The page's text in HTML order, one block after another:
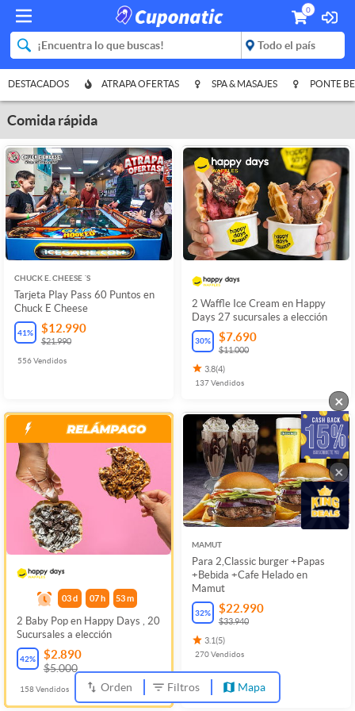
0
DESTACADOS ATRAPA OFERTAS SPA & MASAJES PONTE
Comida rápida
CHUCK E. CHEESE ´S
Tarjeta Play Pass 60 Puntos en
Chuck E Cheese
41% $12.990
$21.990
556Vendidos
2 Waffle Ice Cream en Happy
Days 27 sucursales a elección
30% $7.690
$11.000
3.8(4)
137Vendidos
03 d 07 h 53m
2 Baby Pop en Happy Days , 20
Sucursales a elección
42% $2.890
$5.000
158Vendidos
MAMUT
Para 2,Classic burger +Papas
+Bebida +Cafe Helado en
Mamut
32% $22.990
$33.940
3.1(5)
270Vendidos
Orden Filtros Mapa
×
×